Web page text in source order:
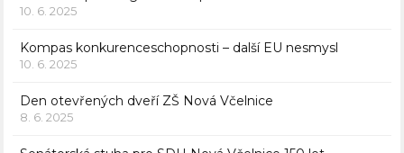
10. 6. 2025
Kompas konkurenceschopnosti – další EU nesmysl
10. 6. 2025
Den otevřených dveří ZŠ Nová Včelnice
8. 6. 2025